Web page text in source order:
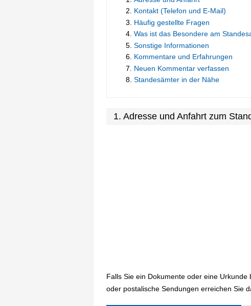
Kontakt (Telefon und E-Mail)
Häufig gestellte Fragen
Was ist das Besondere am
Sonstige Informationen
Kommentare und Erfahrungen
Neuen Kommentar verfassen
Standesämter in der Nähe
1. Adresse und Anfahrt zum
Falls Sie ein Dokumente oder eine
oder postalische Sendungen erreichen Sie